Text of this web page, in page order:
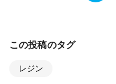
この投稿のタグ
レジン